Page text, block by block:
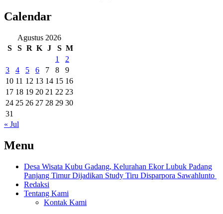
Calendar
Agustus 2026
S
S R K J S M
1
2
3
4 5 6 7 8
9
10 11 12 13 14 15 16
17 18 19 20 21 22 23
24 25 26 27 28 29 30
31
« Jul
Menu
Desa Wisata Kubu Gadang, Kelurahan Ekor Lubuk Padang
Panjang Timur Dijadikan Study Tiru Disparpora Sawahlunto
Redaksi
Tentang Kami
Kontak Kami